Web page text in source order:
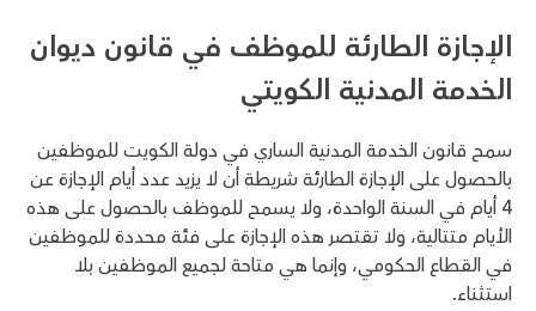
الإجازة الطارئة للموظف في قانون ديوان
الخدمة المدنية الكويتي
سمح قانون الخدمة المدنية الساري في دولة الكويت للموظفين
بالحصول على الإجازة الطارئة شريطة أن لا يزيد عدد أيام الإجازة عن
4 أيام في السنة الواحدة، ولا يسمح للموظف بالحصول على هذه
الأيام متتالية، ولا تقتصر هذه الإجازة على فئة محددة للموظفين
في القطاع الحكومي، وإنما هي متاحة لجميع الموظفين بلا
استثناء.